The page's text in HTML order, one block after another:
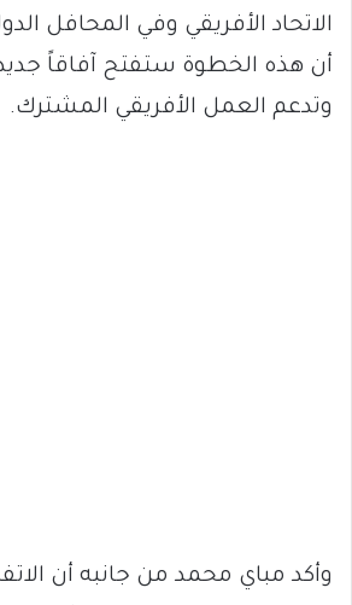
الاتحاد الأفريقي وفي المحافل
أن هذه الخطوة ستفتح آفاقاً
وتدعم العمل الأفريقي المشترك.
وأكد مباي محمد من جانبه أن